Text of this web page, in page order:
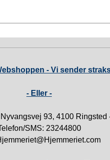
- Vi sender
- Eller -
93, 4100 Ringsted
SMS: 23244800